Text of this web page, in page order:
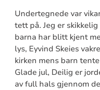
Undertegnede var
tett på. Jeg er
barna har blitt kjent
lys, Eyvind Skeies
kirken mens barn
Glade jul, Deilig er
av full hals gjennom